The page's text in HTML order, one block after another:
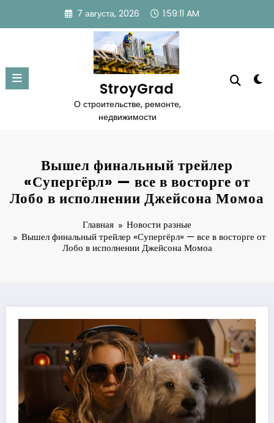
содержимому
7 августа, 2026 1:59:12 AM
StroyGrad
О строительстве, ремонте,
недвижимости
Вышел финальный трейлер
«Супергёрл» — все в восторге от
Лобо в исполнении Джейсона Момоа
Главная
Новости разные
Вышел финальный трейлер «Супергёрл» — все в восторге от
Лобо в исполнении Джейсона Момоа